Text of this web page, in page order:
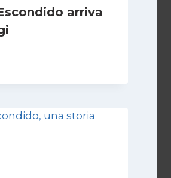
arriva